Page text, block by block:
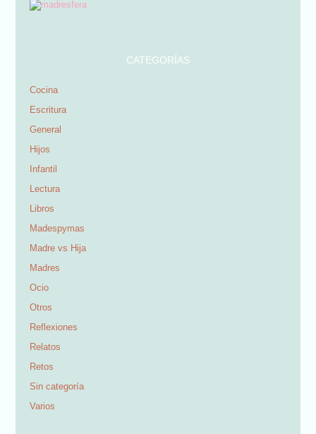
CATEGORÍAS
Cocina
Escritura
General
Hijos
Infantil
Lectura
Libros
Madespymas
Madre vs Hija
Madres
Ocio
Otros
Reflexiones
Relatos
Retos
Sin categoría
Varios